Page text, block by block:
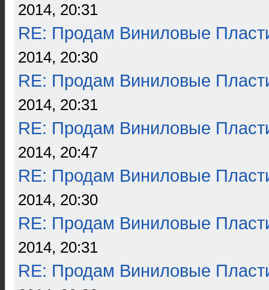
2014, 20:31
RE: Продам Виниловые
2014, 20:30
RE: Продам Виниловые
2014, 20:31
RE: Продам Виниловые
2014, 20:47
RE: Продам Виниловые
2014, 20:30
RE: Продам Виниловые
2014, 20:31
RE: Продам Виниловые